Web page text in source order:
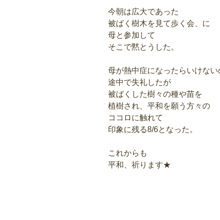
今朝は広大であった
被ばく樹木を見て歩く会、に
母と参加して
そこで黙とうした。
母が熱中症になったらいけない
途中で失礼したが
被ばくした樹々の種や苗を
植樹され、平和を願う方々の
ココロに触れて
印象に残る8/6となった。
これからも
平和、祈ります★